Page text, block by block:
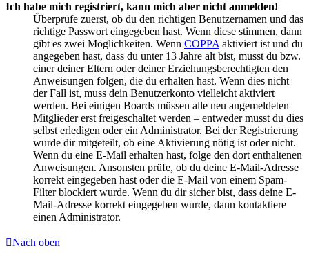
Ich habe mich registriert, kann mich aber nicht anmelden!
Überprüfe zuerst, ob du den richtigen Benutzernamen und das
richtige Passwort eingegeben hast. Wenn diese stimmen, dann
gibt es zwei Möglichkeiten. Wenn COPPA aktiviert ist und du
angegeben hast, dass du unter 13 Jahre alt bist, musst du bzw.
einer deiner Eltern oder deiner Erziehungsberechtigten den
Anweisungen folgen, die du erhalten hast. Wenn dies nicht
der Fall ist, muss dein Benutzerkonto vielleicht aktiviert
werden. Bei einigen Boards müssen alle neu angemeldeten
Mitglieder erst freigeschaltet werden – entweder musst du dies
selbst erledigen oder ein Administrator. Bei der Registrierung
wurde dir mitgeteilt, ob eine Aktivierung nötig ist oder nicht.
Wenn du eine E-Mail erhalten hast, folge den dort enthaltenen
Anweisungen. Ansonsten prüfe, ob du deine E-Mail-Adresse
korrekt eingegeben hast oder die E-Mail von einem Spam-
Filter blockiert wurde. Wenn du dir sicher bist, dass deine E-
Mail-Adresse korrekt eingegeben wurde, dann kontaktiere
einen Administrator.
Nach oben